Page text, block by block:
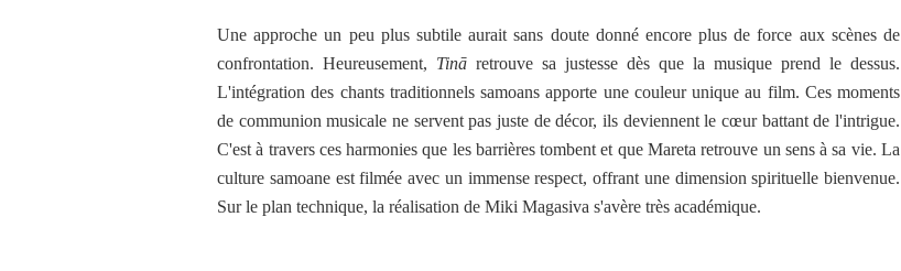
Une approche un peu plus subtile aurait sans doute donné encore plus de force aux scènes de
confrontation. Heureusement, Tinā retrouve sa justesse dès que la musique prend le dessus.
L'intégration des chants traditionnels samoans apporte une couleur unique au film. Ces moments
de communion musicale ne servent pas juste de décor, ils deviennent le cœur battant de l'intrigue.
C'est à travers ces harmonies que les barrières tombent et que Mareta retrouve un sens à sa vie. La
culture samoane est filmée avec un immense respect, offrant une dimension spirituelle bienvenue.
Sur le plan technique, la réalisation de Miki Magasiva s'avère très académique.